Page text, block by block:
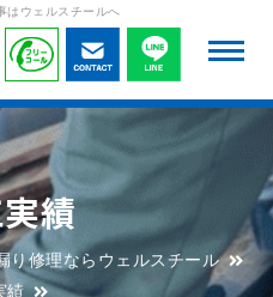
はウェルスチールへ
績
り修理ならウェルスチール
績